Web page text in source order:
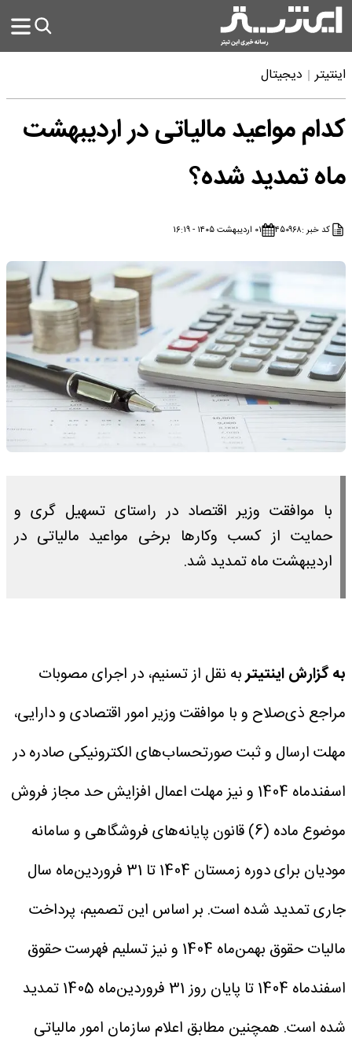
اینتیتر دیجیتال
کدام مواعید مالیاتی در اردیبهشت
ماه تمدید شده؟
کد خبر :۴۵۰۹۶۸ ۰۱ اردیبهشت ۱۴۰۵ - ۱۶:۱۹
با موافقت وزیر اقتصاد در راستای تسهیل گری و
حمایت از کسب وکارها برخی مواعید مالیاتی در
اردیبهشت ماه تمدید شد.
به گزارش اینتیتربه نقل از تسنیم، در اجرای مصوبات
مراجع ذی‌صلاح و با موافقت وزیر امور اقتصادی و دارایی،
مهلت ارسال و ثبت صورتحساب‌های الکترونیکی صادره در
اسفندماه 1404 و نیز مهلت اعمال افزایش حد مجاز فروش
موضوع ماده (6) قانون پایانه‌های فروشگاهی و سامانه
مودیان برای دوره زمستان 1404 تا 31 فروردین‌ماه سال
جاری تمدید شده است. بر اساس این تصمیم، پرداخت
مالیات حقوق بهمن‌ماه 1404 و نیز تسلیم فهرست حقوق
اسفندماه 1404 تا پایان روز 31 فروردین‌ماه 1405 تمدید
شده است. همچنین مطابق اعلام سازمان امور مالیاتی